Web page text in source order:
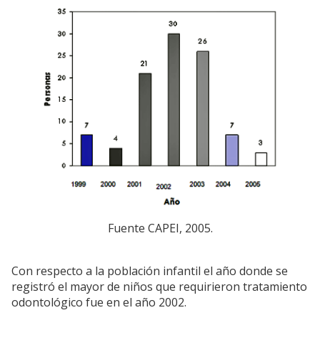
Fuente CAPEI, 2005.
Con respecto a la población infantil el año donde se
registró el mayor de niños que requirieron tratamiento
odontológico fue en el año 2002.